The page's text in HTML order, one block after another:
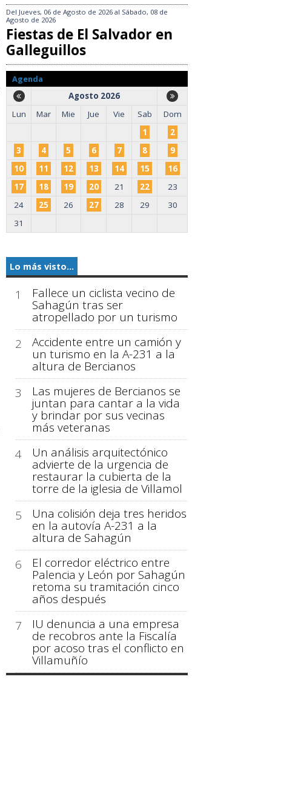
Del Jueves, 06 de Agosto de 2026 al Sábado, 08 de
Agosto de 2026
Fiestas de El Salvador en
Galleguillos
Agenda
Agosto 2026
Lun
Mar Mie Jue Vie Sab
Dom
1
2
3
4 5 6 7 8
9
10
11 12 13 14 15
16
17
18 19 20 21 22
23
24
25 26 27 28 29
30
31
Lo más visto...
1 Fallece un ciclista vecino de
Sahagún tras ser
atropellado por un turismo
2
Accidente entre un camión y
un turismo en la A-231 a la
altura de Bercianos
3
Las mujeres de Bercianos se
juntan para cantar a la vida
y brindar por sus vecinas
más veteranas
4
Un análisis arquitectónico
advierte de la urgencia de
restaurar la cubierta de la
torre de la iglesia de Villamol
5
Una colisión deja tres heridos
en la autovía A-231 a la
altura de Sahagún
6
El corredor eléctrico entre
Palencia y León por Sahagún
retoma su tramitación cinco
años después
7
IU denuncia a una empresa
de recobros ante la Fiscalía
por acoso tras el conflicto en
Villamuñío